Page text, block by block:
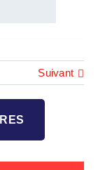
Suivant